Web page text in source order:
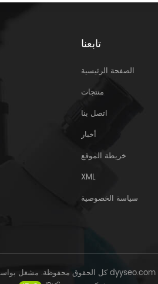
تابعنا
الصفحة الرئيسية
منتجات
اتصل بنا
أخبار
خريطة الموقع
XML
سياسة الخصوصية
dyyseo.com